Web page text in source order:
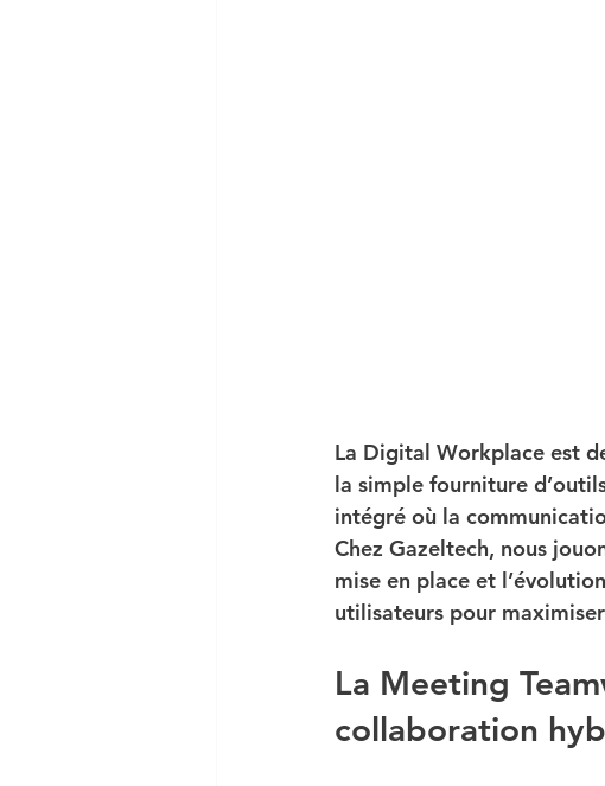
La Digital Workplace est
la simple fourniture
intégré où la
Chez Gazeltech, nous
mise en place et
utilisateurs pour
La Meeting
collaboration